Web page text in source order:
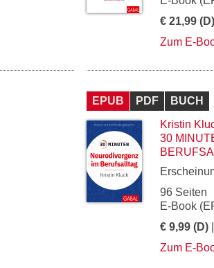
€ 21,99 (D)
Zum E-
EPUB PDF
BUCH
Kristin
30
96 Seiten
E-Book
€ 9,99 (D)
Zum E-